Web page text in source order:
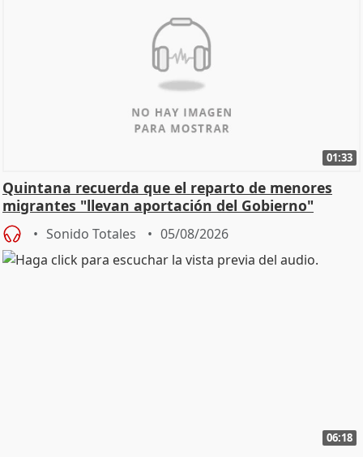
01:33
Quintana recuerda que el reparto de menores
migrantes "llevan aportación del Gobierno"
central
Sonido Totales 05/08/2026
06:18